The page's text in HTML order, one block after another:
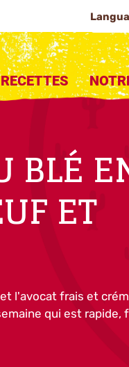
RECETTES
BLÉ
ET
l'avocat frais et
qui est rapide,